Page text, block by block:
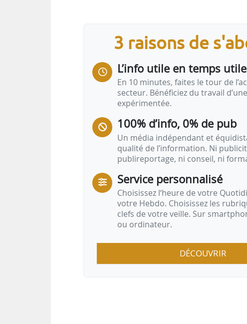
L’événement entre dans le cycle de
contradictoires, comment résoudre
3 raisons de
L’info utile en temps utile
En 10 minutes, faites le tour de
secteur. Bénéficiez du travail
expérimentée.
100% d’info, 0% de pub
Un média indépendant et
qualité de l’information. Ni
publireportage, ni conseil, ni
Service personnalisé
Choisissez l‘heure de votre
votre Hebdo. Choisissez les
clefs de votre veille. Sur
ou ordinateur.
DÉCOUVRIR